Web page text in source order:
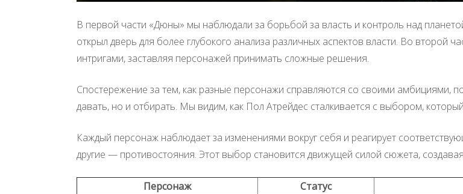
В первой части «Дюны» мы наблюдали за борьбой за власть и контроль над
открыл дверь для более глубокого анализа различных аспектов власти. Во второй
интригами, заставляя персонажей принимать сложные решения.
Спостережение за тем, как разные персонажи справляются со своими амбициями,
давать, но и отбирать. Мы видим, как Пол Атрейдес сталкивается с выбором,
Каждый персонаж наблюдает за изменениями вокруг себя и реагирует
другие — противостояния. Этот выбор становится движущей силой сюжета,
Персонаж Статус